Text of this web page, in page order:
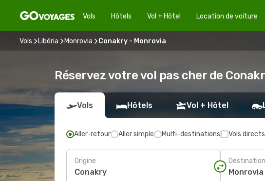
Vols Hôtels Vol + Hôtel Location de voiture
Vols Libéria Monrovia Conakry - Monrovia
Réservez votre vol pas cher de
Vols Hôtels Vol + Hôtel
Aller-retour Aller simple Multi-destinations Vols directs
Origine Destination